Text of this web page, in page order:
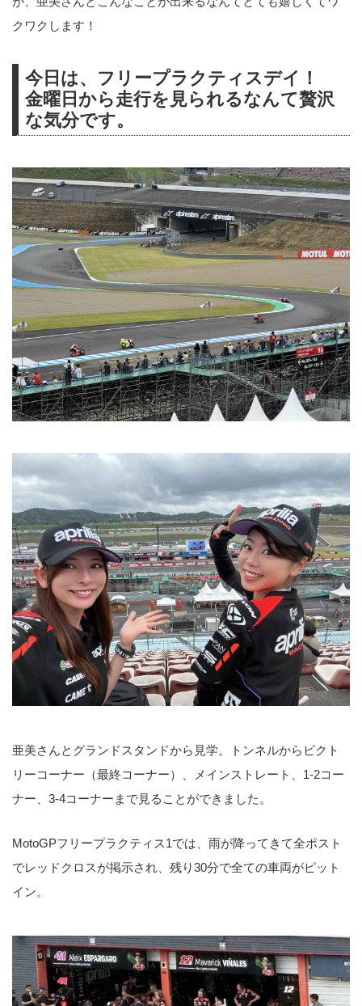
クワクします！
今日は、フリープラクティスデイ！
金曜日から走行を見られるなんて贅沢
な気分です。
亜美さんとグランドスタンドから見学。トンネルからビクト
リーコーナー（最終コーナー）、メインストレート、1-2コー
ナー、3-4コーナーまで見ることができました。
MotoGPフリープラクティス1では、雨が降ってきて全ポスト
でレッドクロスが掲示され、残り30分で全ての車両がピット
イン。